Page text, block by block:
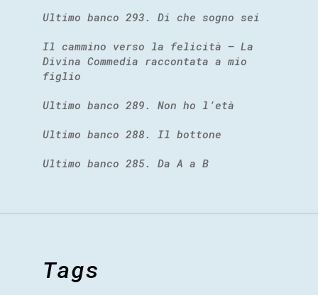
Ultimo banco 293. Di che sogno sei
Il cammino verso la felicità – La
Divina Commedia raccontata a mio
figlio
Ultimo banco 289. Non ho l’età
Ultimo banco 288. Il bottone
Ultimo banco 285. Da A a B
Tags